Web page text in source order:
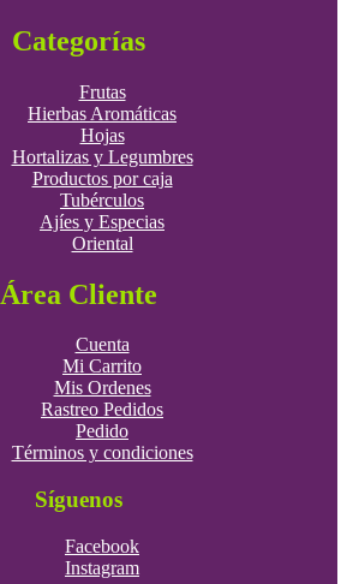
Categorías
Frutas
Hierbas Aromáticas
Hojas
Hortalizas y Legumbres
Productos por caja
Tubérculos
Ajíes y Especias
Oriental
Área Cliente
Cuenta
Mi Carrito
Mis Ordenes
Rastreo Pedidos
Pedido
Términos y condiciones
Síguenos
Facebook
Instagram